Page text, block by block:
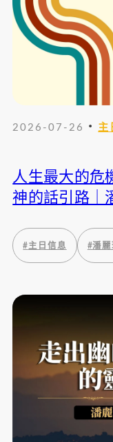
2026-07-26 ・ 主
人生最大的危
神的話引路｜
#主日信息 #潘麗